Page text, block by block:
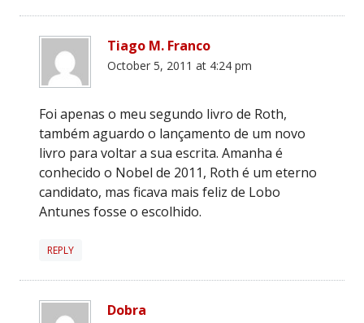
Tiago M. Franco
October 5, 2011 at 4:24 pm
Foi apenas o meu segundo livro de Roth,
também aguardo o lançamento de um novo
livro para voltar a sua escrita. Amanha é
conhecido o Nobel de 2011, Roth é um eterno
candidato, mas ficava mais feliz de Lobo
Antunes fosse o escolhido.
REPLY
Dobra